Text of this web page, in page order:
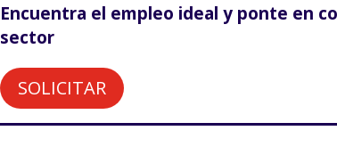
Encuentra el empleo ideal y ponte en
sector
SOLICITAR